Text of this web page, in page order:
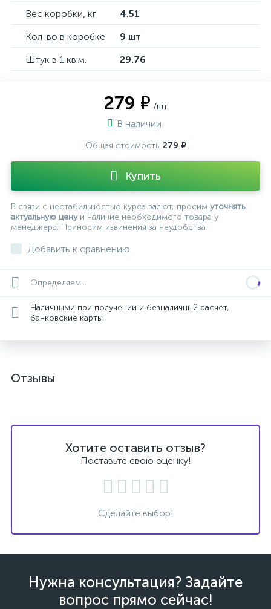
Вес коробки, кг
4.51
Кол-во в коробке
9 шт
Штук в 1 кв.м.
29.76
279 ₽ /шт
В наличии
Общая стоимость 279 ₽
Купить
В связи с нестабильностью курса валют, просим уточнять
актуальную ценуи наличие необходимого товара у
менеджера. Приносим извинения за неудобства.
Добавить к сравнению
Определяем...
Наличными при получении и безналичный расчет,
банковские карты
Отзывы
Хотите оставить отзыв?
Поставьте свою оценку!
Сделайте выбор!
Нужна консультация? Задайте
вопрос прямо сейчас!